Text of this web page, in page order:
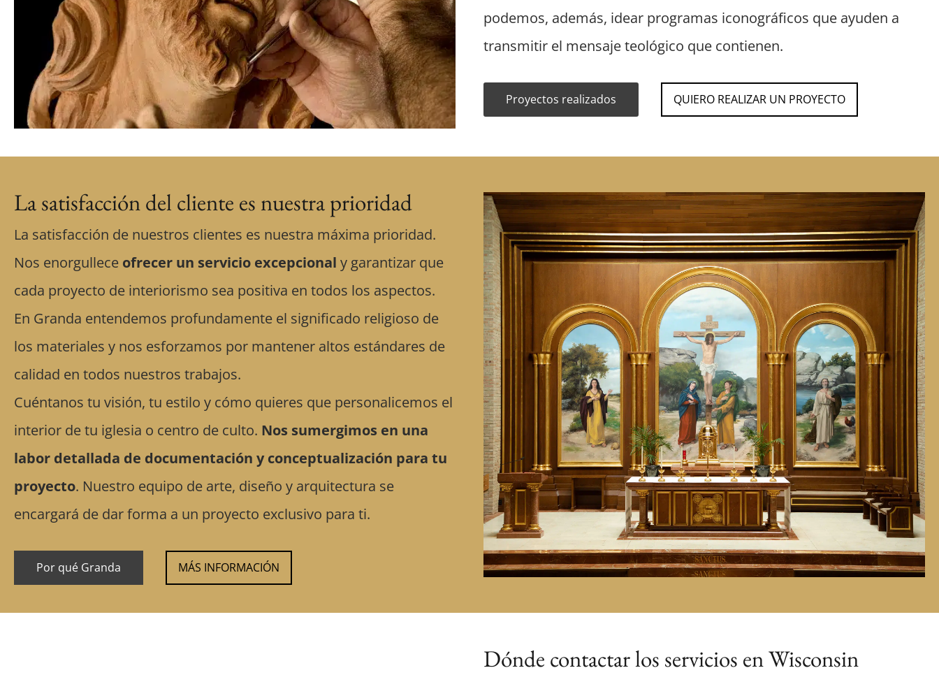
podemos, además, idear programas iconográficos que ayuden a
transmitir el mensaje teológico que contienen.
Proyectos realizados QUIERO REALIZAR UN PROYECTO
La satisfacción del cliente es nuestra prioridad
La satisfacción de nuestros clientes es nuestra máxima prioridad.
Nos enorgullece ofrecer un servicio excepcional y garantizar que
cada proyecto de interiorismo sea positiva en todos los aspectos.
En Granda entendemos profundamente el significado religioso de
los materiales y nos esforzamos por mantener altos estándares de
calidad en todos nuestros trabajos.
Cuéntanos tu visión, tu estilo y cómo quieres que personalicemos el
interior de tu iglesia o centro de culto. Nos sumergimos en una
labor detallada de documentación y conceptualización para tu
proyecto. Nuestro equipo de arte, diseño y arquitectura se
encargará de dar forma a un proyecto exclusivo para ti.
Por qué Granda MÁS INFORMACIÓN
Dónde contactar los servicios en Wisconsin